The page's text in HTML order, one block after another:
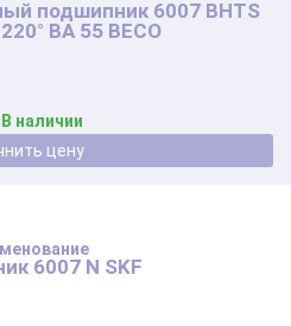
подшипник 6007 BHTS
BA 55 BECO
В наличии
Уточнить цену
6007 N SKF